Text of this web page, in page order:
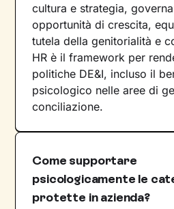
cultura e strategia,
opportunità di crescita,
tutela della genitorialità e
HR è il framework per
politiche DE&I, incluso il
psicologico nelle aree di
conciliazione.
Come supportare
psicologicamente le
protette in azienda?